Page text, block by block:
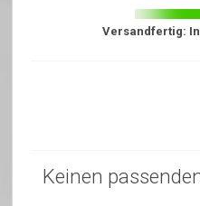
Versandfertig: In
Keinen